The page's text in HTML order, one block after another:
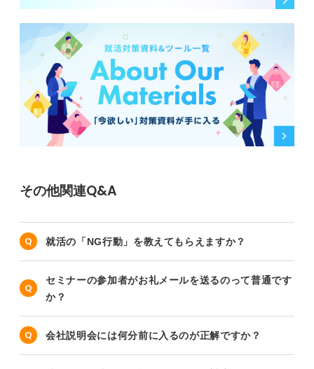
その他関連Q&A
就活の「NG行動」を教えてもらえますか？
セミナーの参加者がお礼メールを送るのって普通です
か？
会社説明会には何分前に入るのが正解ですか？